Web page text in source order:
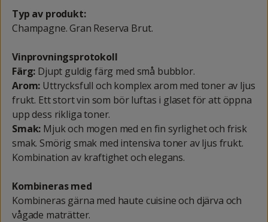
Typ av produkt:
Champagne. Gran Reserva Brut.
Vinprovningsprotokoll
Färg: Djupt guldig färg med små bubblor.
Arom: Uttrycksfull och komplex arom med toner av ljus
frukt. Ett stort vin som bör luftas i glaset för att öppna
upp dess rikliga toner.
Smak: Mjuk och mogen med en fin syrlighet och frisk
smak. Smörig smak med intensiva toner av ljus frukt.
Kombination av kraftighet och elegans.
Kombineras med
Kombineras gärna med haute cuisine och djärva och
vågade maträtter.